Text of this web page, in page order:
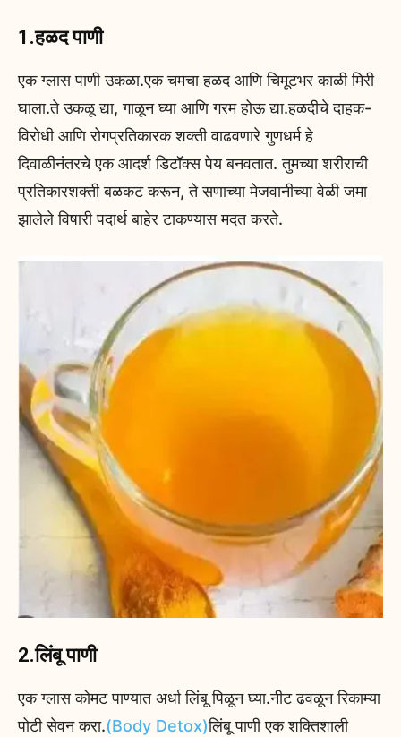
1.हळद पाणी
एक ग्लास पाणी उकळा.एक चमचा हळद आणि चिमूटभर काळी मिरी
घाला.ते उकळू द्या, गाळून घ्या आणि गरम होऊ द्या.हळदीचे दाहक-
विरोधी आणि रोगप्रतिकारक शक्ती वाढवणारे गुणधर्म हे
दिवाळीनंतरचे एक आदर्श डिटॉक्स पेय बनवतात. तुमच्या शरीराची
प्रतिकारशक्ती बळकट करून, ते सणाच्या मेजवानीच्या वेळी जमा
झालेले विषारी पदार्थ बाहेर टाकण्यास मदत करते.
2.लिंबू पाणी
एक ग्लास कोमट पाण्यात अर्धा लिंबू पिळून घ्या.नीट ढवळून रिकाम्या
पोटी सेवन करा.(Body Detox)लिंबू पाणी एक शक्तिशाली